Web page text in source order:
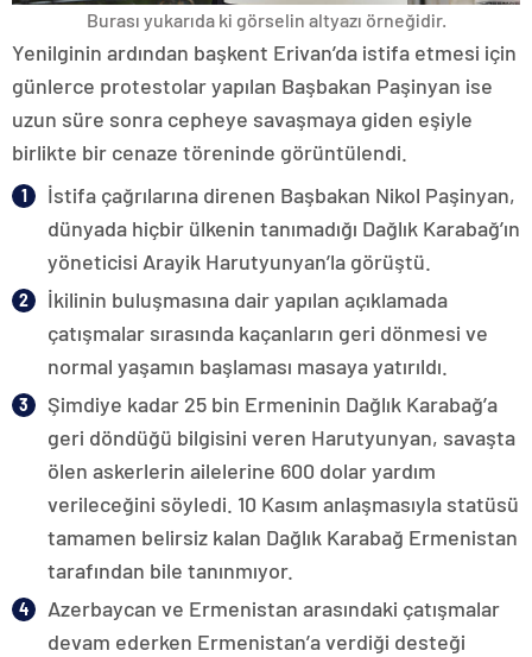
Burası yukarıda ki görselin altyazı örneğidir.
Yenilginin ardından başkent Erivan’da istifa etmesi için
günlerce protestolar yapılan Başbakan Paşinyan ise
uzun süre sonra cepheye savaşmaya giden eşiyle
birlikte bir cenaze töreninde görüntülendi.
İstifa çağrılarına direnen Başbakan Nikol Paşinyan,
dünyada hiçbir ülkenin tanımadığı Dağlık Karabağ’ın
yöneticisi Arayik Harutyunyan’la görüştü.
İkilinin buluşmasına dair yapılan açıklamada
çatışmalar sırasında kaçanların geri dönmesi ve
normal yaşamın başlaması masaya yatırıldı.
Şimdiye kadar 25 bin Ermeninin Dağlık Karabağ’a
geri döndüğü bilgisini veren Harutyunyan, savaşta
ölen askerlerin ailelerine 600 dolar yardım
verileceğini söyledi. 10 Kasım anlaşmasıyla statüsü
tamamen belirsiz kalan Dağlık Karabağ Ermenistan
tarafından bile tanınmıyor.
Azerbaycan ve Ermenistan arasındaki çatışmalar
devam ederken Ermenistan’a verdiği desteği